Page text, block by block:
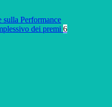
sulla Performance
dei premi 6